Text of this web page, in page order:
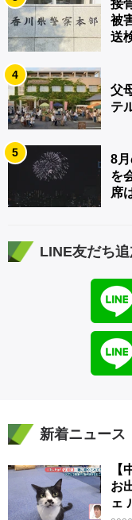
接
被
送
4
父
テ
5
8
を
席
LINE友だち追
新着ニュース
【
お
ェ